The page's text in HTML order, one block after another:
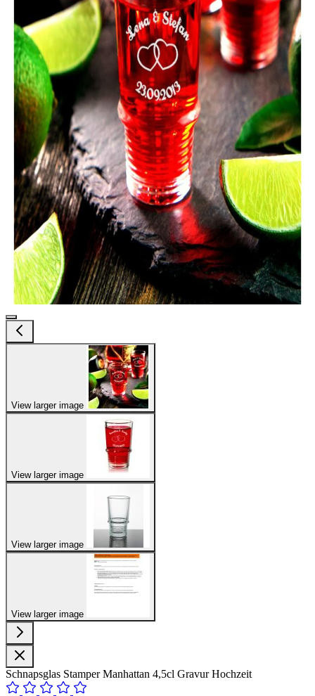
View larger image
View larger image
View larger image
View larger image
Schnapsglas Stamper Manhattan 4,5cl Gravur Hochzeit